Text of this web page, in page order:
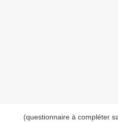
(questionnaire à compléter